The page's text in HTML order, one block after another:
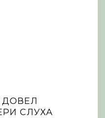
СЛУХА